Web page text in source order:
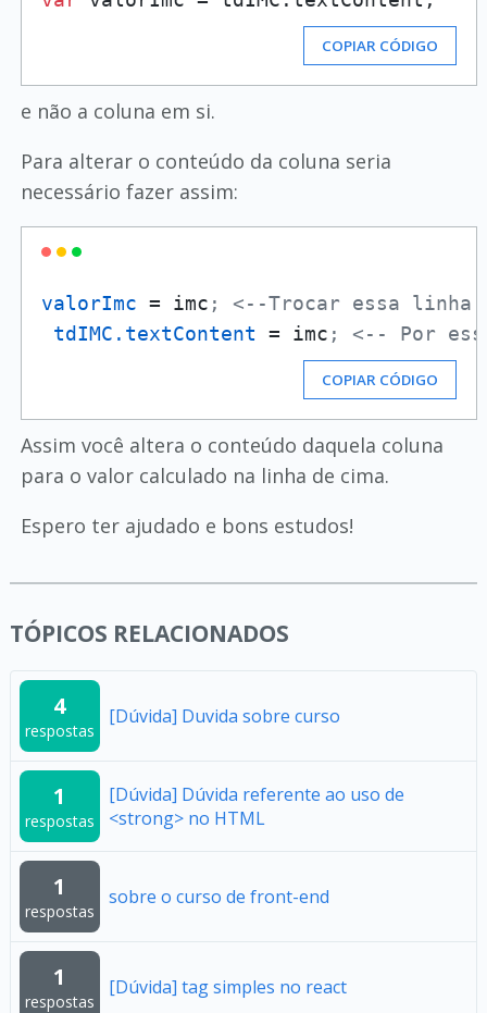
COPIAR CÓDIGO
e não a coluna em si.
Para alterar o conteúdo da coluna seria
necessário fazer assim:
valorImc = imc ; <--Trocar essa linha
tdIMC.textContent = imc ; <-- Por
COPIAR CÓDIGO
Assim você altera o conteúdo daquela coluna
para o valor calculado na linha de cima.
Espero ter ajudado e bons estudos!
TÓPICOS RELACIONADOS
4
respostas
[Dúvida] Duvida sobre curso
1
respostas
[Dúvida] Dúvida referente ao uso de
<strong> no HTML
1
respostas
sobre o curso de front-end
1
respostas
[Dúvida] tag simples no react